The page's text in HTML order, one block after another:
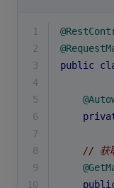
1
2
3
public
4
5
6
7
8
// 获
9
10